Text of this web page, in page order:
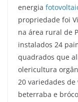
energia
propriedade foi
na área rural de
instalados 24
quadrados que
olericultura
20 variedades
beterraba e